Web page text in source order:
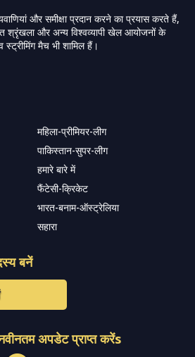
और समीक्षा प्रदान करने का प्रयास करते हैं,
श्रृंखला और अन्य विश्वव्यापी खेल आयोजनों के
मैच भी शामिल हैं।
महिला-प्रीमियर-लीग
पाकिस्तान-सुपर-लीग
हमारे बारे में
फैंटेसी-क्रिकेट
भारत-बनाम-ऑस्ट्रेलिया
सहारा
बनें
अपडेट प्राप्त करेंs